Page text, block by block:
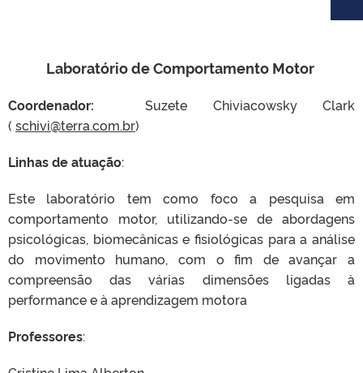
Laboratório de Comportamento Motor
Coordenador: Suzete Chiviacowsky Clark
( schivi@terra.com.br)
Linhas de atuação:
Este laboratório tem como foco a pesquisa em
comportamento motor, utilizando-se de abordagens
psicológicas, biomecânicas e fisiológicas para a análise
do movimento humano, com o fim de avançar a
compreensão das várias dimensões ligadas à
performance e à aprendizagem motora
Professores: